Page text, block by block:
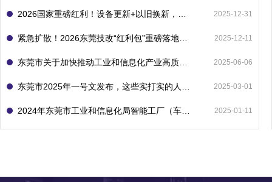
2025-12-31
2025-12-11
2025-06-06
2025-03-01
2025-01-11